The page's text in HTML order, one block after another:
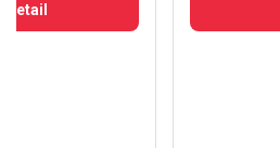
Detail